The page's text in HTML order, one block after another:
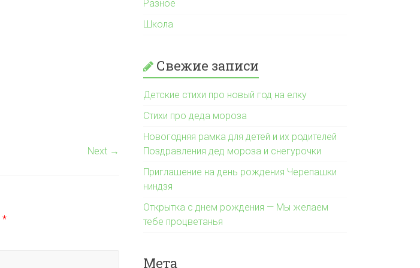
Next →
*
Разное
Школа
Свежие записи
Детские стихи про новый год на елку
Стихи про деда мороза
Новогодняя рамка для детей и их родителей
Поздравления дед мороза и снегурочки
Приглашение на день рождения Черепашки
ниндзя
Открытка с днем рождения — Мы желаем
тебе процветанья
Мета